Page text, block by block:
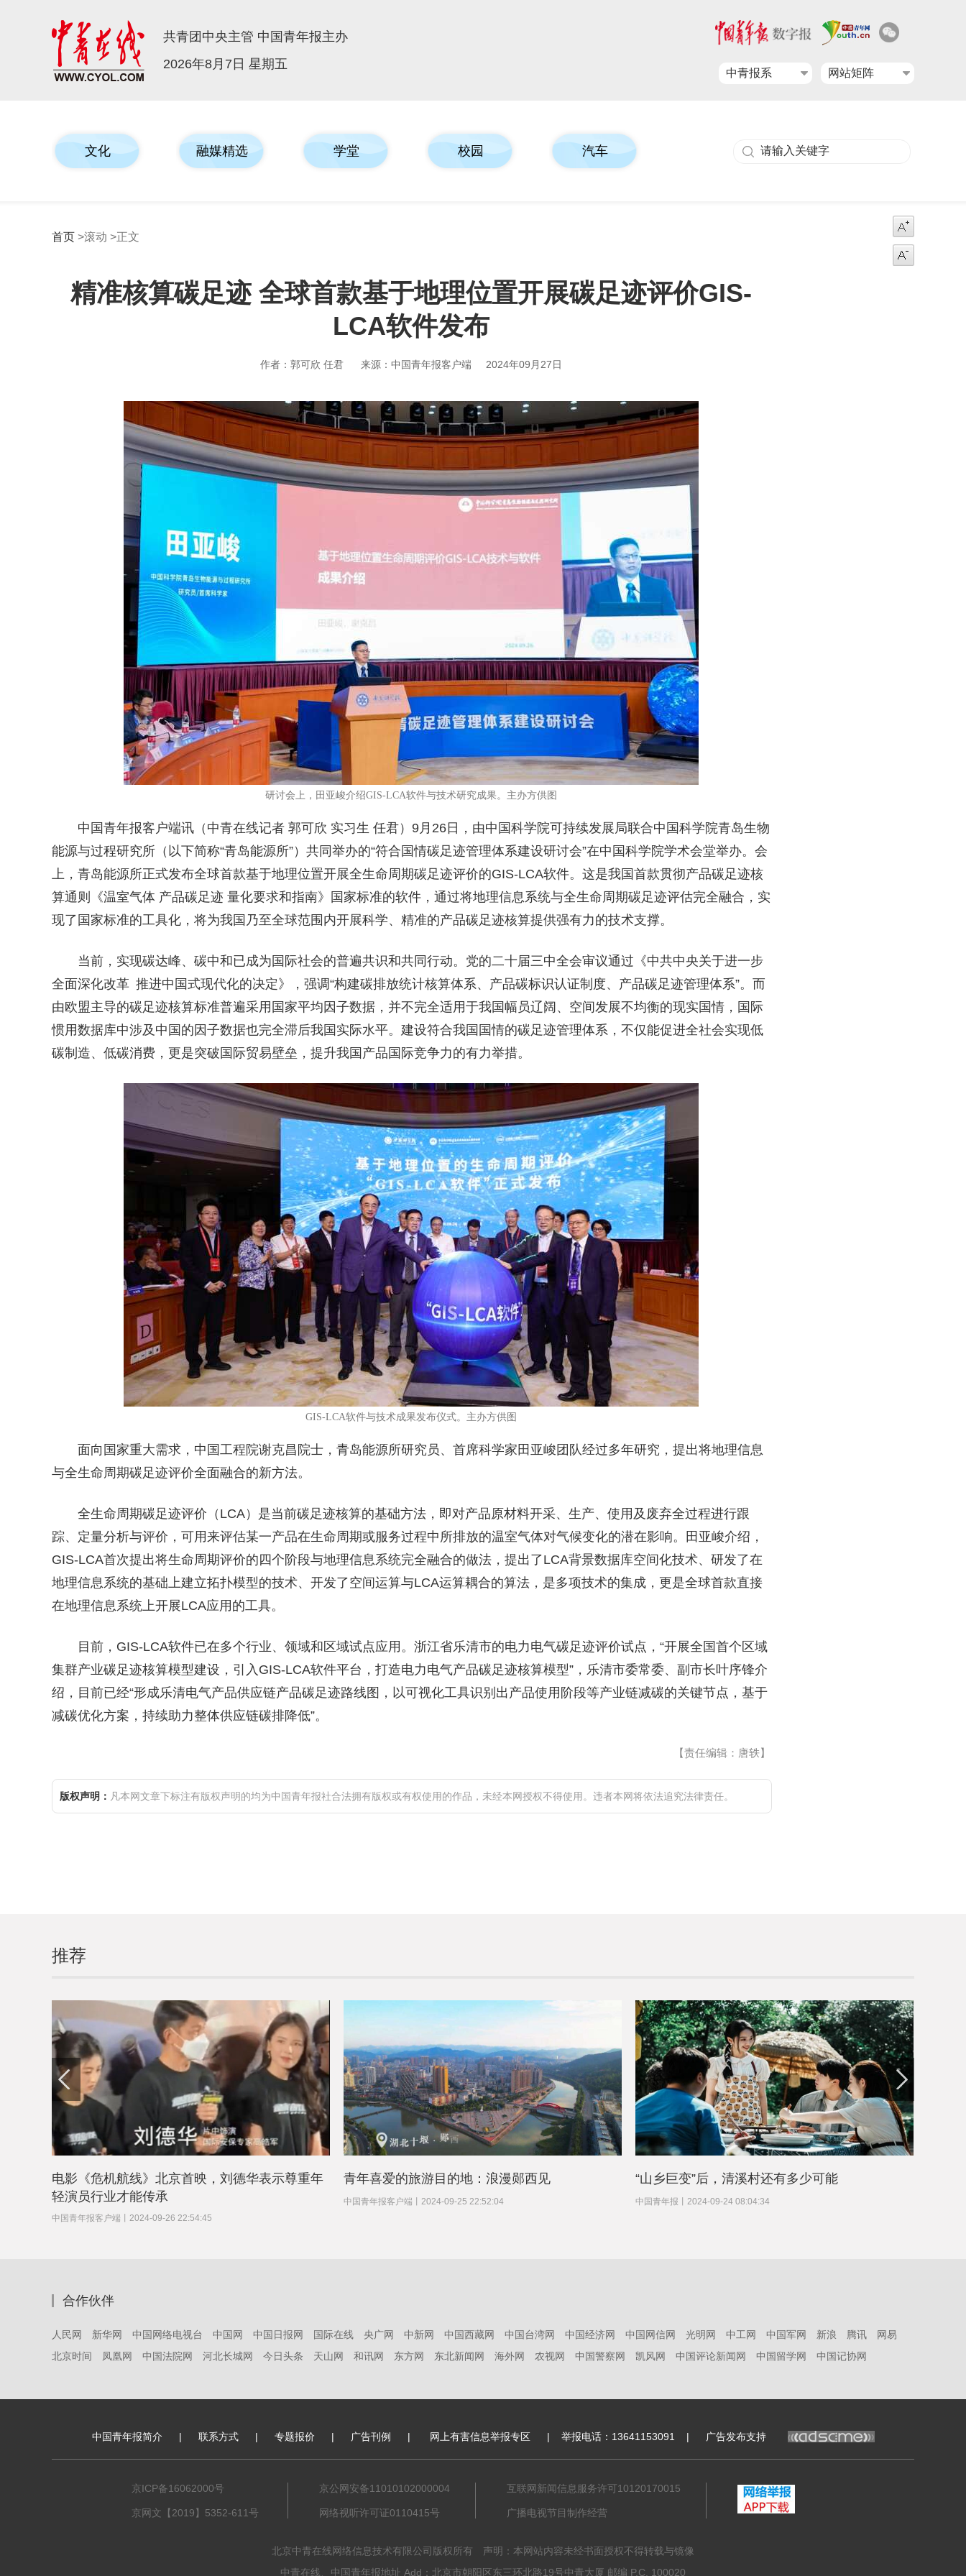
共青团中央主管 中国青年报主办
2026年8月7日 星期五
网站矩阵
中青报系
文化 融媒精选 学堂 校园 汽车
首页 >滚动 >正文
精准核算碳足迹 全球首款基于地理位置开展碳足迹评价GIS-
LCA软件发布
作者：郭可欣 任君 来源：中国青年报客户端 2024年09月27日
研讨会上，田亚峻介绍GIS-LCA软件与技术研究成果。主办方供图
中国青年报客户端讯（中青在线记者 郭可欣 实习生 任君）9月26日，由中国科学院可持续发展局联合中国科学院青岛生物
能源与过程研究所（以下简称“青岛能源所”）共同举办的“符合国情碳足迹管理体系建设研讨会”在中国科学院学术会堂举办。会
上，青岛能源所正式发布全球首款基于地理位置开展全生命周期碳足迹评价的GIS-LCA软件。这是我国首款贯彻产品碳足迹核
算通则《温室气体 产品碳足迹 量化要求和指南》国家标准的软件，通过将地理信息系统与全生命周期碳足迹评估完全融合，实
现了国家标准的工具化，将为我国乃至全球范围内开展科学、精准的产品碳足迹核算提供强有力的技术支撑。
当前，实现碳达峰、碳中和已成为国际社会的普遍共识和共同行动。党的二十届三中全会审议通过《中共中央关于进一步
全面深化改革 推进中国式现代化的决定》，强调“构建碳排放统计核算体系、产品碳标识认证制度、产品碳足迹管理体系”。而
由欧盟主导的碳足迹核算标准普遍采用国家平均因子数据，并不完全适用于我国幅员辽阔、空间发展不均衡的现实国情，国际
惯用数据库中涉及中国的因子数据也完全滞后我国实际水平。建设符合我国国情的碳足迹管理体系，不仅能促进全社会实现低
碳制造、低碳消费，更是突破国际贸易壁垒，提升我国产品国际竞争力的有力举措。
GIS-LCA软件与技术成果发布仪式。主办方供图
面向国家重大需求，中国工程院谢克昌院士，青岛能源所研究员、首席科学家田亚峻团队经过多年研究，提出将地理信息
与全生命周期碳足迹评价全面融合的新方法。
全生命周期碳足迹评价（LCA）是当前碳足迹核算的基础方法，即对产品原材料开采、生产、使用及废弃全过程进行跟
踪、定量分析与评价，可用来评估某一产品在生命周期或服务过程中所排放的温室气体对气候变化的潜在影响。田亚峻介绍，
GIS-LCA首次提出将生命周期评价的四个阶段与地理信息系统完全融合的做法，提出了LCA背景数据库空间化技术、研发了在
地理信息系统的基础上建立拓扑模型的技术、开发了空间运算与LCA运算耦合的算法，是多项技术的集成，更是全球首款直接
在地理信息系统上开展LCA应用的工具。
目前，GIS-LCA软件已在多个行业、领域和区域试点应用。浙江省乐清市的电力电气碳足迹评价试点，“开展全国首个区域
集群产业碳足迹核算模型建设，引入GIS-LCA软件平台，打造电力电气产品碳足迹核算模型”，乐清市委常委、副市长叶序锋介
绍，目前已经“形成乐清电气产品供应链产品碳足迹路线图，以可视化工具识别出产品使用阶段等产业链减碳的关键节点，基于
减碳优化方案，持续助力整体供应链碳排降低”。
【责任编辑：唐轶】
版权声明： 凡本网文章下标注有版权声明的均为中国青年报社合法拥有版权或有权使用的作品，未经本网授权不得使用。违者本网将依法追究法律责任。
推荐
电影《危机航线》北京首映，刘德华表示尊重年
轻演员行业才能传承
中国青年报客户端 2024-09-26 22:54:45
青年喜爱的旅游目的地：浪漫郧西见
中国青年报客户端 2024-09-25 22:52:04
“山乡巨变”后，清溪村还有多少可能
中国青年报 2024-09-24 08:04:34
合作伙伴
人民网 新华网 中国网络电视台 中国网 中国日报网 国际在线 央广网 中新网 中国西藏网 中国台湾网 中国经济网 中国网信网 光明网 中工网 中国军网 新浪 腾讯
网易
北京时间
凤凰网 中国法院网 河北长城网 今日头条 天山网 和讯网 东方网 东北新闻网 海外网 农视网 中国警察网 凯风网 中国评论新闻网 中国留学网 中国记协网
中国青年报简介 | 联系方式 | 专题报价 | 广告刊例 | 网上有害信息举报专区 | 举报电话：13641153091 | 广告发布支持
京ICP备16062000号
京网文【2019】5352-611号
京公网安备11010102000004
网络视听许可证0110415号
互联网新闻信息服务许可10120170015
广播电视节目制作经营
北京中青在线网络信息技术有限公司版权所有 声明：本网站内容未经书面授权不得转载与镜像
中青在线、中国青年报地址 Add：北京市朝阳区东三环北路19号中青大厦 邮编 P.C. 100020